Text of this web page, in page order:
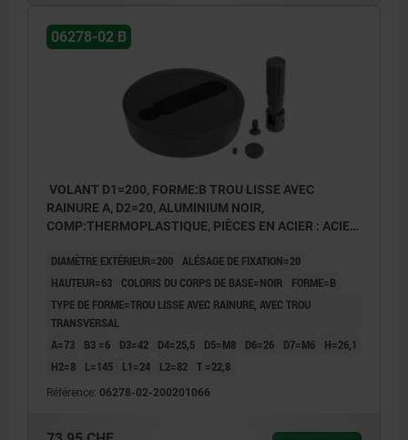
06278-02 B
VOLANT D1=200, FORME:B TROU LISSE AVEC
RAINURE A, D2=20, ALUMINIUM NOIR,
COMP:THERMOPLASTIQUE, PIÈCES EN ACIER : ACIER,
DIAMÈTRE EXTÉRIEUR=200 ALÉSAGE DE FIXATION=20
HAUTEUR=63
COLORIS DU CORPS DE BASE=NOIR
FORME=B
TYPE DE FORME=TROU LISSE AVEC RAINURE, AVEC TROU
TRANSVERSAL
A=73
B3 =6 D3=42 D4=25,5 D5=M8 D6=26 D7=M6
H=26,1
H2=8
L=145 L1=24 L2=82 T =22,8
Référence: 06278-02-200201066